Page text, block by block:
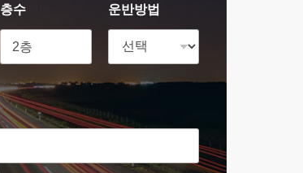
층수 운반방법